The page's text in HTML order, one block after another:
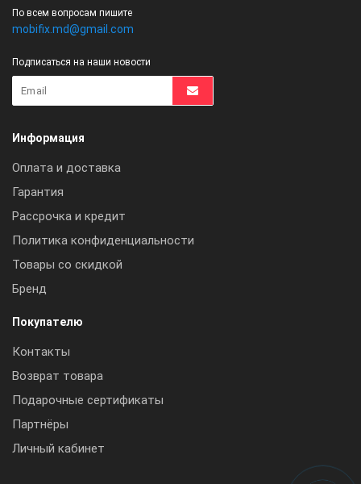
По всем вопросам пишите
mobifix.md@gmail.com
Подписаться на наши новости
Информация
Оплата и доставка
Гарантия
Рассрочка и кредит
Политика конфиденциальности
Товары со скидкой
Бренд
Покупателю
Контакты
Возврат товара
Подарочные сертификаты
Партнёры
Личный кабинет